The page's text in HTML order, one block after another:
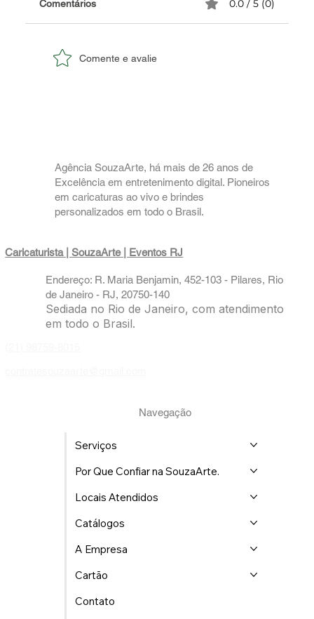
Comentários 0.0 / 5 (0)
Comente e avalie
Agência SouzaArte, há mais de 26 anos de
Excelência em entretenimento digital. Pioneiros
em caricaturas ao vivo e brindes
personalizados em todo o Brasil.
Caricaturista | SouzaArte | Eventos RJ
Endereço: R. Maria Benjamin, 452-103 - Pilares, Rio
de Janeiro - RJ, 20750-140
Sediada no Rio de Janeiro, com atendimento
em todo o Brasil.
Navegação
Serviços
Por Que Confiar na SouzaArte.
Locais Atendidos
Catálogos
A Empresa
Cartão
Contato